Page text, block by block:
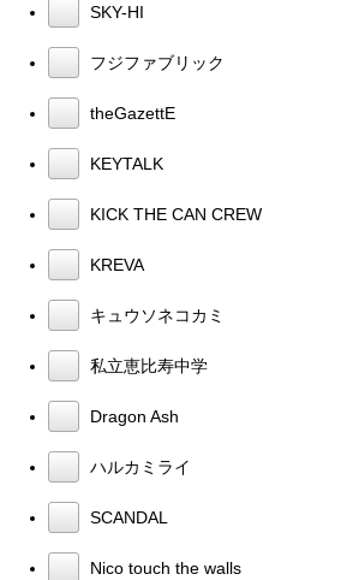
SKY-HI
フジファブリック
theGazettE
KEYTALK
KICK THE CAN CREW
KREVA
キュウソネコカミ
私立恵比寿中学
Dragon Ash
ハルカミライ
SCANDAL
Nico touch the walls